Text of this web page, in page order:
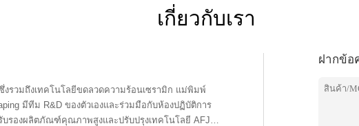
เกี่ยวกับเรา
งรวมถึงเทคโนโลยีขดลวดความร้อนเซรามิก แม่พิมพ์
มีทีม R&D ของตัวเองและร่วมมือกับห้องปฏิบัติการ
บรองผลิตภัณฑ์คุณภาพสูงและปรับปรุงเทคโนโลยี AFJ
ฝากข้อ